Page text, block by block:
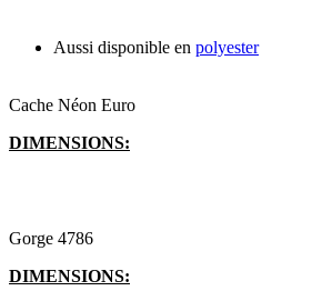
Aussi disponible en polyester
Cache Néon Euro
DIMENSIONS:
Gorge 4786
DIMENSIONS: